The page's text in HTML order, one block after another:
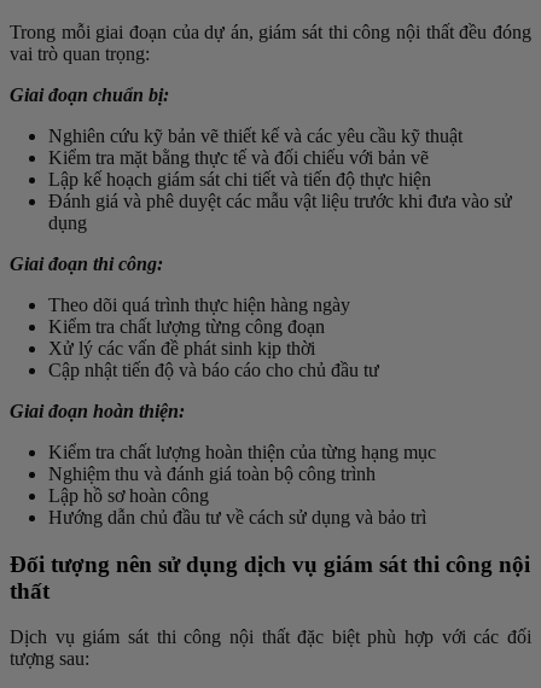
Trong mỗi giai đoạn của dự án, giám sát thi công nội thất đều đóng
vai trò quan trọng:
Giai đoạn chuẩn bị:
Nghiên cứu kỹ bản vẽ thiết kế và các yêu cầu kỹ thuật
Kiểm tra mặt bằng thực tế và đối chiếu với bản vẽ
Lập kế hoạch giám sát chi tiết và tiến độ thực hiện
Đánh giá và phê duyệt các mẫu vật liệu trước khi đưa vào sử
dụng
Giai đoạn thi công:
Theo dõi quá trình thực hiện hàng ngày
Kiểm tra chất lượng từng công đoạn
Xử lý các vấn đề phát sinh kịp thời
Cập nhật tiến độ và báo cáo cho chủ đầu tư
Giai đoạn hoàn thiện:
Kiểm tra chất lượng hoàn thiện của từng hạng mục
Nghiệm thu và đánh giá toàn bộ công trình
Lập hồ sơ hoàn công
Hướng dẫn chủ đầu tư về cách sử dụng và bảo trì
Đối tượng nên sử dụng dịch vụ giám sát thi công nội
thất
Dịch vụ giám sát thi công nội thất đặc biệt phù hợp với các đối
tượng sau: